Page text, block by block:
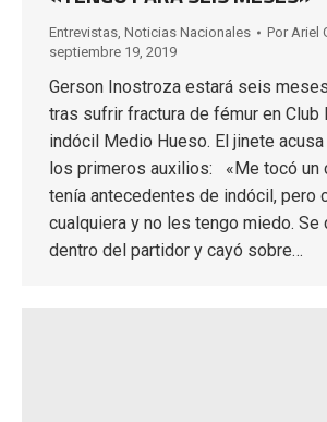
Entrevistas Noticias Nacionales Por Ariel
septiembre 19, 2019
Gerson Inostroza estará seis
tras sufrir fractura de fémur en Club
indócil Medio Hueso. El jinete
los primeros auxilios: «Me tocó un
tenía antecedentes de indócil, pero
cualquiera y no les tengo miedo. Se
dentro del partidor y cayó sobre…